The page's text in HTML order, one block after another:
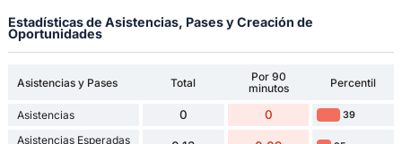
Estadísticas de Asistencias, Pases y Creación de
Oportunidades
Asistencias y Pases Total
Por 90
minutos
Percentil
Asistencias 0 0 39
Asistencias Esperadas